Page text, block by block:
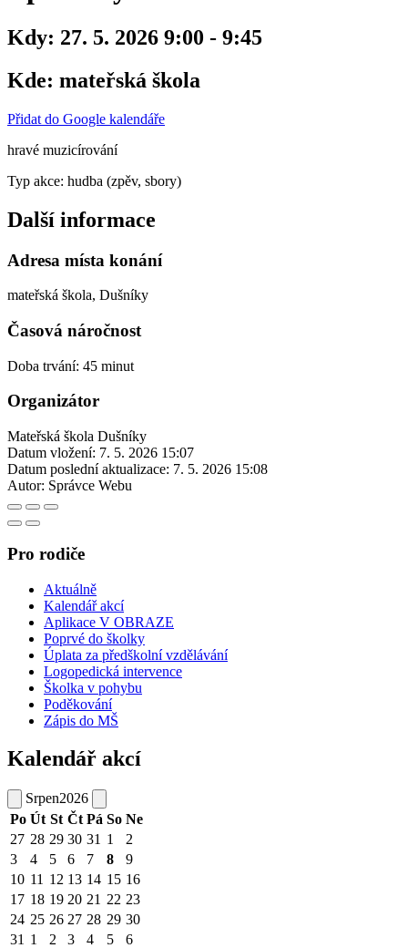
Kdy: 27. 5. 2026 9:00 - 9:45
Kde: mateřská škola
Přidat do Google kalendáře
hravé muzicírování
Typ akce: hudba (zpěv, sbory)
Další informace
Adresa místa konání
mateřská škola, Dušníky
Časová náročnost
Doba trvání: 45 minut
Organizátor
Mateřská škola Dušníky
Datum vložení: 7. 5. 2026 15:07
Datum poslední aktualizace: 7. 5. 2026 15:08
Autor: Správce Webu
Pro rodiče
Aktuálně
Kalendář akcí
Aplikace V OBRAZE
Poprvé do školky
Úplata za předškolní vzdělávání
Logopedická intervence
Školka v pohybu
Poděkování
Zápis do MŠ
Kalendář akcí
Srpen2026
Po Út St Čt Pá So Ne
27 28 29 30 31 1
2
3
4 5 6 7 8
9
10 11 12 13 14 15 16
17 18 19 20 21 22 23
24 25 26 27 28 29 30
31 1 2 3 4 5 6